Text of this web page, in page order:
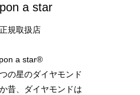
a star
規取扱店
a star®
の星のダイヤモンド
昔、ダイヤモンドは